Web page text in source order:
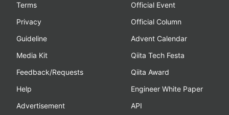
Terms
Privacy
Guideline
Media Kit
Feedback/Requests
Help
Advertisement
Official Event
Official Column
Advent Calendar
Qiita Tech Festa
Qiita Award
Engineer White Paper
API